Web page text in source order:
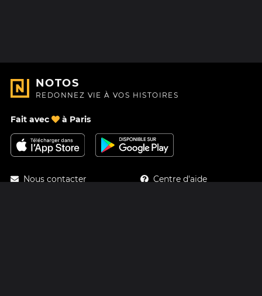
NOTOS
REDONNEZ VIE À VOS HISTOIRES
Fait avec à Paris
Nous contacter
Centre d'aide